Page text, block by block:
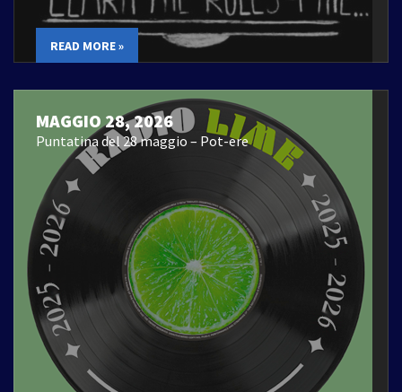
READ MORE »
MAGGIO 28, 2026
Puntatina del 28 maggio – Pot-ere